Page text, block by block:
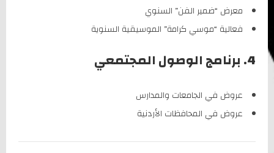
معرض “ضمير الفن” السنوي
فعالية “موسي كرامة” الموسيقية السنوية
4. برنامج الوصول المجتمعي
عروض في الجامعات والمدارس
عروض في المحافظات الأردنية